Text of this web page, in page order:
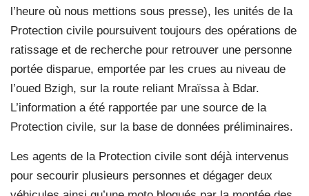
l’heure où nous mettions sous presse), les unités de la
Protection civile poursuivent toujours des opérations de
ratissage et de recherche pour retrouver une personne
portée disparue, emportée par les crues au niveau de
l’oued Bzigh, sur la route reliant Mraïssa à Bdar.
L’information a été rapportée par une source de la
Protection civile, sur la base de données préliminaires.
Les agents de la Protection civile sont déjà intervenus
pour secourir plusieurs personnes et dégager deux